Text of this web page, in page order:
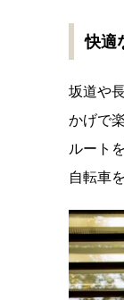
快適
坂道や
かげで
ルート
自転車